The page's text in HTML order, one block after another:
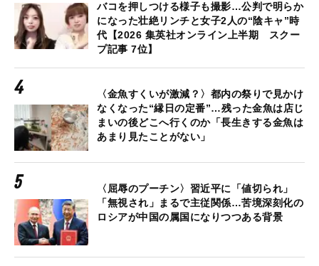
バコを押しつける様子も撮影…公判で明らか
になった壮絶リンチと女子2人の“陰キャ”時
代【2026 集英社オンライン上半期 スクー
プ記事 7位】
〈金魚すくいが激減？〉都内の祭りで見かけ
なくなった“縁日の定番”…残った金魚は店じ
まいの後どこへ行くのか「長生きする金魚は
あまり見たことがない」
〈屈辱のプーチン〉習近平に「値切られ」
「無視され」まるで主従関係…苦境深刻化の
ロシアが中国の属国になりつつある背景